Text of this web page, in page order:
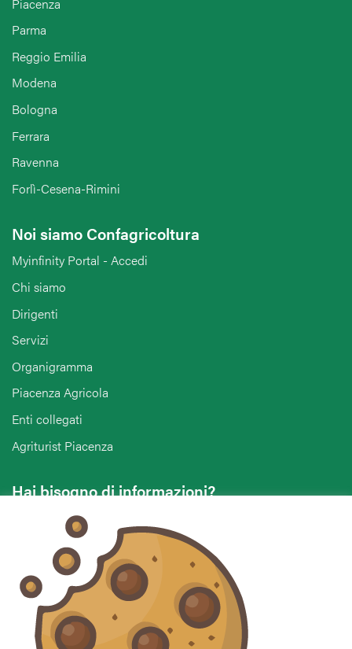
Parma
Reggio Emilia
Modena
Bologna
Ferrara
Ravenna
Forlì-Cesena-Rimini
Noi siamo Confagricoltura
Myinfinity Portal - Accedi
Chi siamo
Dirigenti
Servizi
Organigramma
Piacenza Agricola
Enti collegati
Agriturist Piacenza
Hai bisogno di informazioni?
Vuoi contattarci per ricevere assistenza, lasciare un
commento o chiedere informazioni?
CONTATTACI